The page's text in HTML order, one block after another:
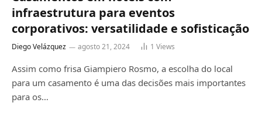
infraestrutura para eventos
corporativos: versatilidade e sofisticação
Diego Velázquez agosto 21, 2024 1 Views
Assim como frisa Giampiero Rosmo, a escolha do local
para um casamento é uma das decisões mais importantes
para os…